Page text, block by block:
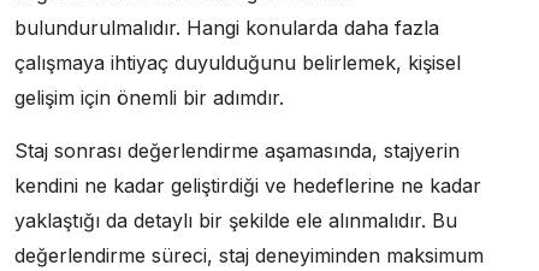
bulundurulmalıdır. Hangi konularda daha fazla
çalışmaya ihtiyaç duyulduğunu belirlemek, kişisel
gelişim için önemli bir adımdır.
Staj sonrası değerlendirme aşamasında, stajyerin
kendini ne kadar geliştirdiği ve hedeflerine ne kadar
yaklaştığı da detaylı bir şekilde ele alınmalıdır. Bu
değerlendirme süreci, staj deneyiminden maksimum